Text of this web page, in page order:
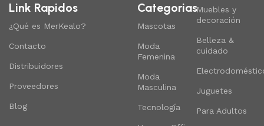
Link Rapidos
¿Qué es MerKealo?
Contacto
Distribuidores
Proveedores
Blog
Categorias
Mascotas
Moda
Femenina
Moda
Masculina
Tecnología
Muebles y
decoración
Belleza &
cuidado
Juguetes
Para Adultos